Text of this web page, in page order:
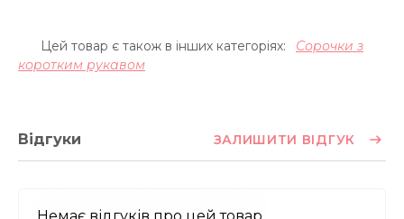
Цей товар є також в інших категоріях:
Сорочки з
коротким рукавом
Відгуки ЗАЛИШИТИ ВІДГУК